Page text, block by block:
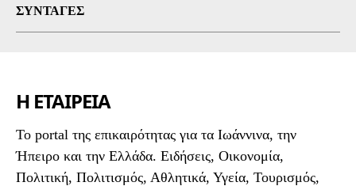
ΣΥΝΤΑΓΈΣ
Η ΕΤΑΙΡΕΙΑ
To portal της επικαιρότητας για τα Ιωάννινα, την
Ήπειρο και την Ελλάδα. Ειδήσεις, Οικονομία,
Πολιτική, Πολιτισμός, Αθλητικά, Υγεία, Τουρισμός,